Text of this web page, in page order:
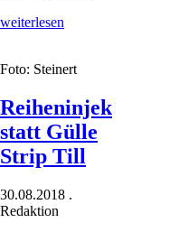
weiterlesen
Foto: Steinert
Reiheninjektion
statt Gülle
Strip Till
30.08.2018 .
Redaktion